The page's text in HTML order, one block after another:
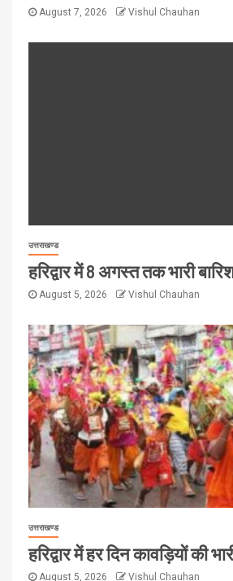
August 7, 2026 Vishul Chauhan
उत्तराखण्ड
हरिद्वार में 8 अगस्त तक भारी
August 5, 2026 Vishul Chauhan
उत्तराखण्ड
हरिद्वार में हर दिन कावड़ियों की
August 5, 2026 Vishul Chauhan